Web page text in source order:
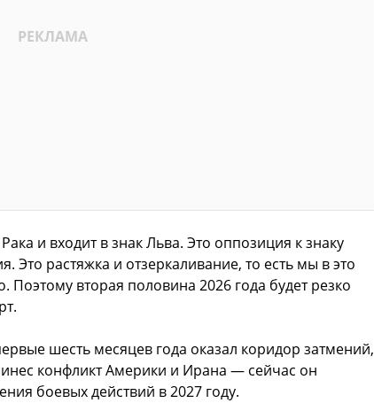
и входит в знак Льва. Это оппозиция к знаку
Это растяжка и отзеркаливание, то есть мы в это
вторая половина 2026 года будет резко
шесть месяцев года оказал коридор затмений,
конфликт Америки и Ирана — сейчас он
боевых действий в 2027 году.